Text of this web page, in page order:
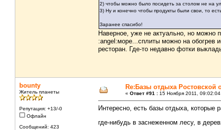
2) чтобы можно было посидеть за столом не на
3) Ну и конечно чтобы продукты были свои, то
Заранее спасибо!
Наверное, уже не актуально, но можно
:angel:море...сплиты можно на обогрев
ресторан. Где-то недавно фотки
bounty
Житель планеты
Репутация: +13/-0
Офлайн
Сообщений: 423
Re:Базы отдыха Ростовской
« Ответ #91 : 15 Ноября 2011,
Интересно, есть базы отдыха, которые
где-нибудь в заснеженном лесу, в